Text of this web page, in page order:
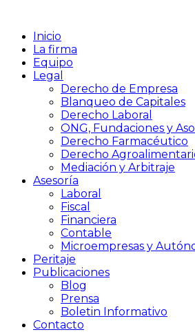
Inicio
La firma
Equipo
Legal
Derecho de Empresa
Blanqueo de Capitales
Derecho Laboral
ONG, Fundaciones y
Derecho Farmacéutico
Derecho
Mediación y Arbitraje
Asesoría
Laboral
Fiscal
Financiera
Contable
Microempresas y
Peritaje
Publicaciones
Blog
Prensa
Boletin Informativo
Contacto